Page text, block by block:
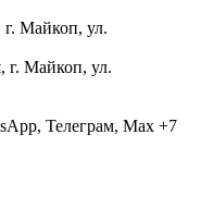
г. Майкоп, ул.
г. Майкоп, ул.
Телеграм, Мах +7